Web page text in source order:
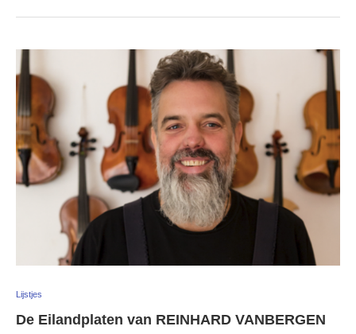
Lijstjes
De Eilandplaten van REINHARD VANBERGEN